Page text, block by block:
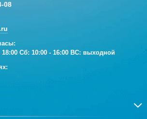
08
18:00 Сб: 10:00 - 16:00 ВС: выходной